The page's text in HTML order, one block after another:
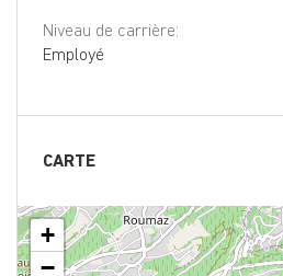
Niveau de carrière:
Employé
CARTE
+
−